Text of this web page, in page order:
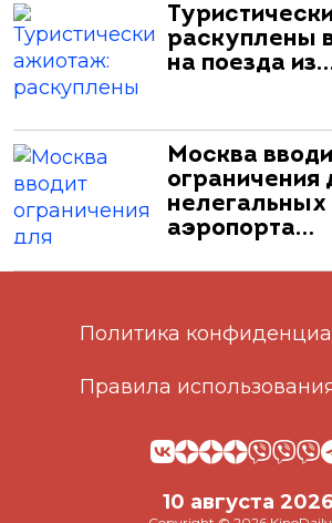
раскуплены
на поезда
Москва
ограничения
нелегальных
аэропорта…
Политика
Правила
10 августа 2026